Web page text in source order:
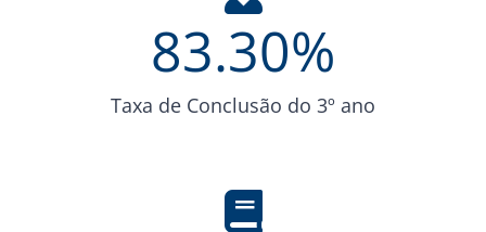
83.30%
Taxa de Conclusão do 3º ano